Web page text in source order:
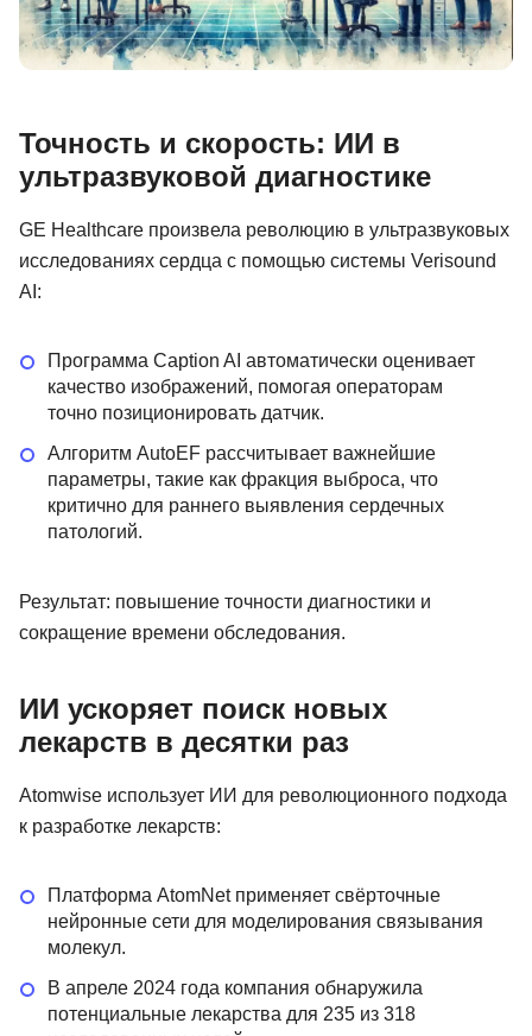
Точность и скорость: ИИ в
ультразвуковой диагностике
GE Healthcare произвела революцию в ультразвуковых
исследованиях сердца с помощью системы Verisound
AI:
Программа Caption AI автоматически оценивает
качество изображений, помогая операторам
точно позиционировать датчик.
Алгоритм AutoEF рассчитывает важнейшие
параметры, такие как фракция выброса, что
критично для раннего выявления сердечных
патологий.
Результат: повышение точности диагностики и
сокращение времени обследования.
ИИ ускоряет поиск новых
лекарств в десятки раз
Atomwise использует ИИ для революционного подхода
к разработке лекарств:
Платформа AtomNet применяет свёрточные
нейронные сети для моделирования связывания
молекул.
В апреле 2024 года компания обнаружила
потенциальные лекарства для 235 из 318